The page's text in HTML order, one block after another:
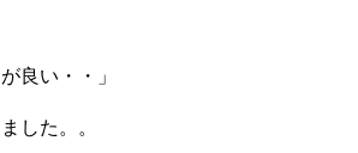
良い・・」
した。。